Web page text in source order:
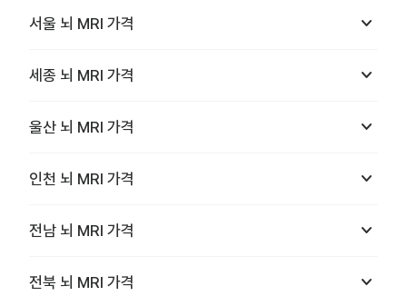
서울 뇌 MRI 가격 keyboard_arrow_down
세종 뇌 MRI 가격 keyboard_arrow_down
울산 뇌 MRI 가격 keyboard_arrow_down
인천 뇌 MRI 가격 keyboard_arrow_down
전남 뇌 MRI 가격 keyboard_arrow_down
전북 뇌 MRI 가격 keyboard_arrow_down